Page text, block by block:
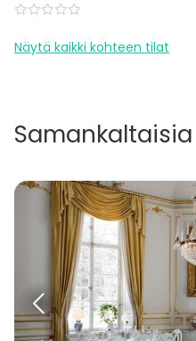
Näytä kaikki kohteen tilat